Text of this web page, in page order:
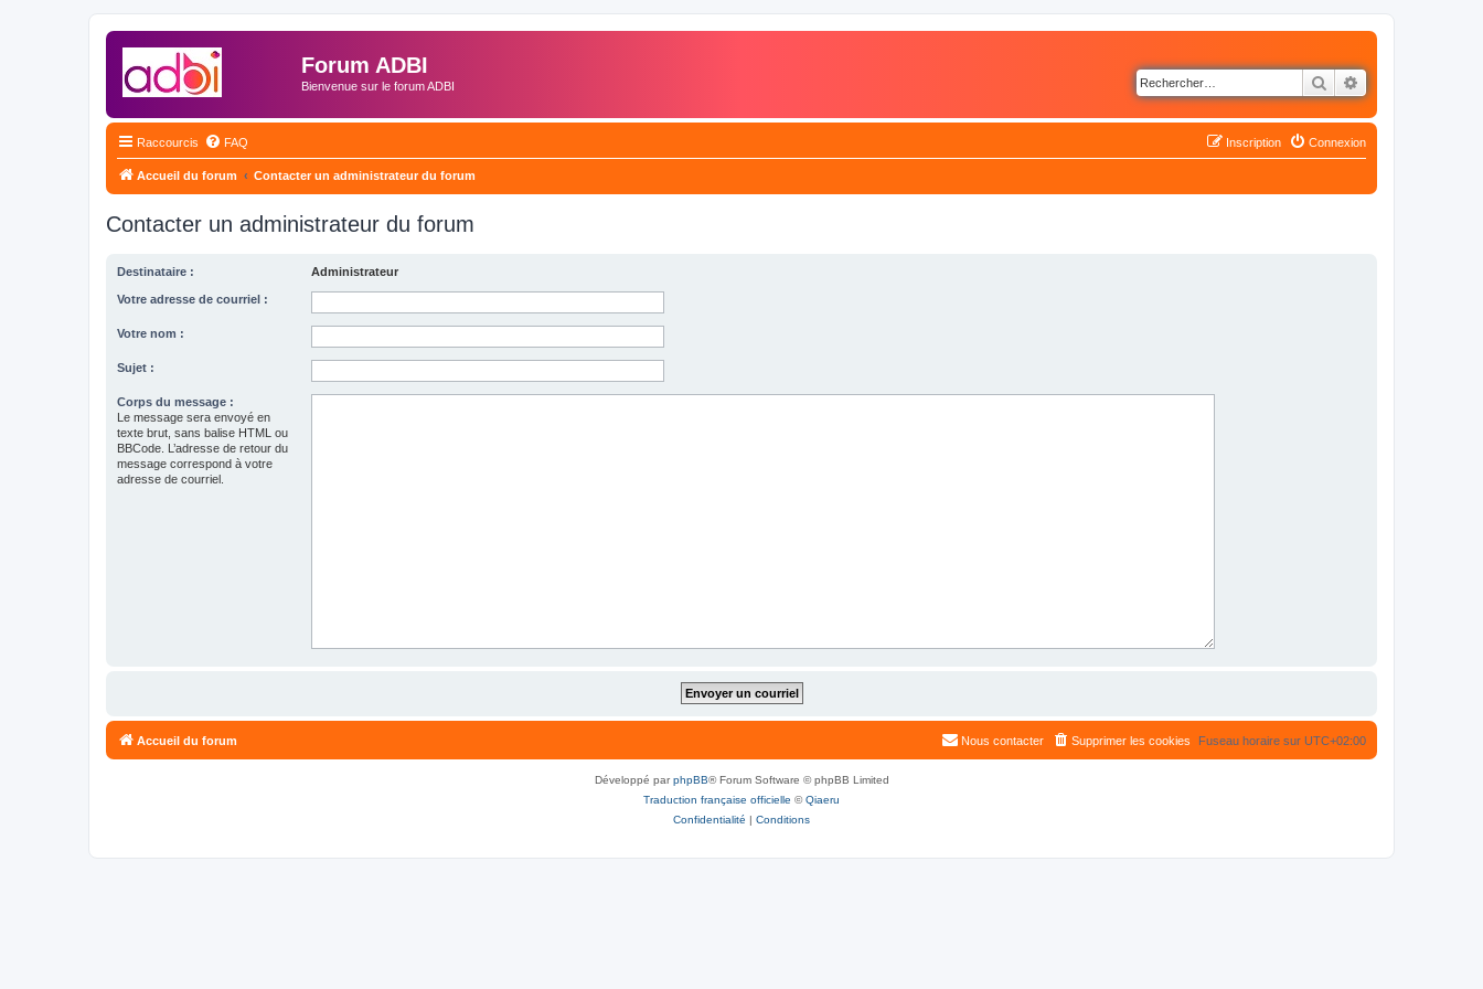
Forum ADBI
Bienvenue sur le forum ADBI Rechercher
Raccourcis FAQ Connexion
Inscription
Accueil du forum Contacter un administrateur du forum
Contacter un administrateur du forum
Destinataire : Administrateur
Votre adresse de courriel :
Votre nom :
Sujet :
Corps du message :
Le message sera envoyé en
texte brut, sans balise HTML ou
BBCode. L’adresse de retour du
message correspond à votre
adresse de courriel.
Accueil du forum Fuseau horaire sur UTC+02:00
Supprimer les cookies
Nous contacter
Développé parphpBB® Forum Software © phpBB Limited
Traduction française officielle ©Qiaeru
Confidentialité | Conditions